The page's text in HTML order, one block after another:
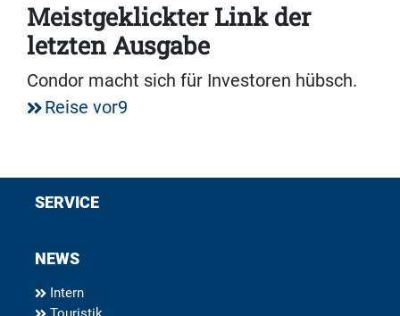
Meistgeklickter Link der
letzten Ausgabe
Condor macht sich für Investoren hübsch.
Reise vor9
SERVICE
NEWS
Intern